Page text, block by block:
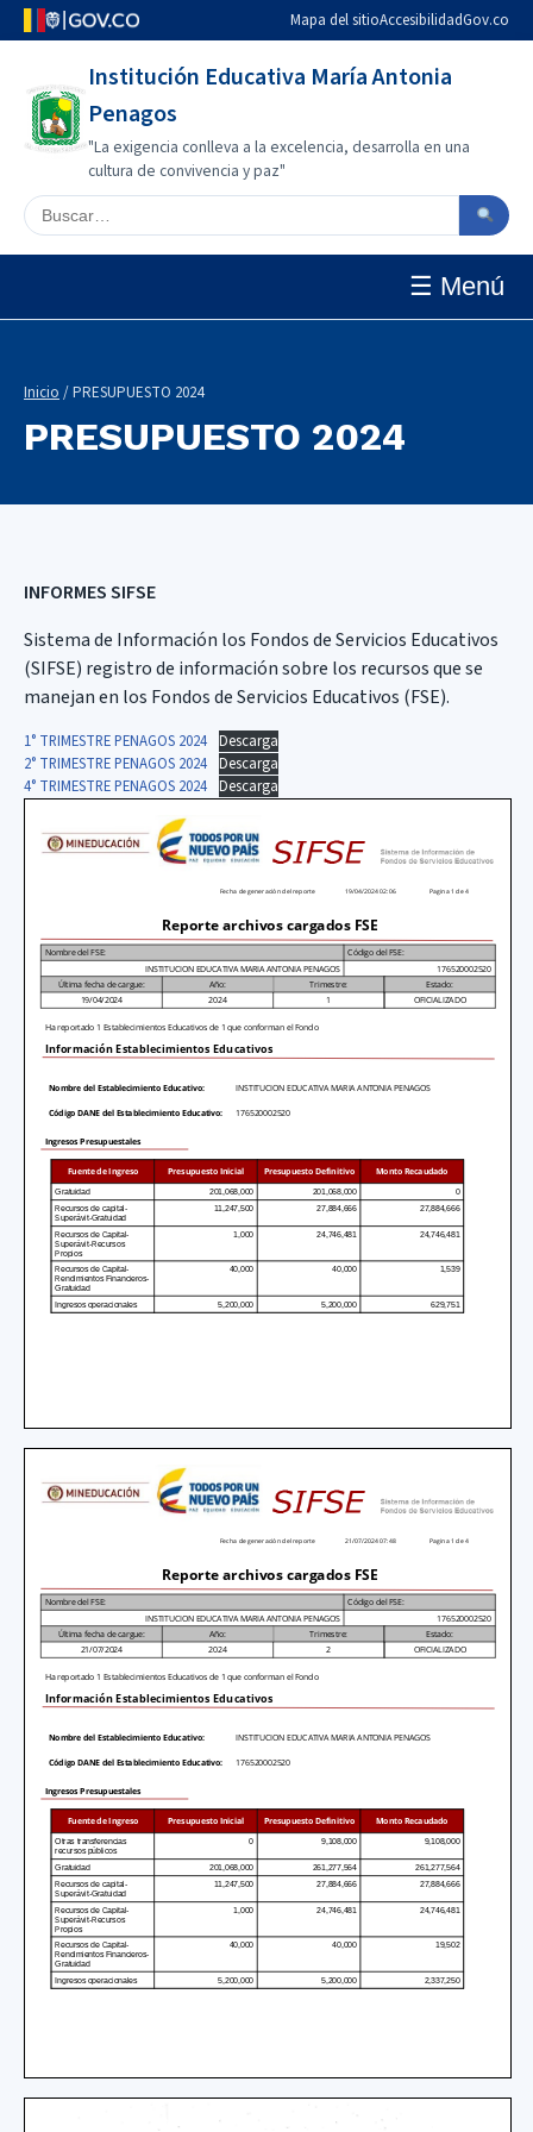
Mapa del sitioAccesibilidadGov.co
Institución Educativa María Antonia
Penagos
"La exigencia conlleva a la excelencia, desarrolla en una
cultura de convivencia y paz"
Buscar en el sitio
☰ Menú
Inicio / PRESUPUESTO 2024
PRESUPUESTO 2024
INFORMES SIFSE
Sistema de Información los Fondos de Servicios Educativos
(SIFSE) registro de información sobre los recursos que se
manejan en los Fondos de Servicios Educativos (FSE).
1° TRIMESTRE PENAGOS 2024 Descarga
2° TRIMESTRE PENAGOS 2024 Descarga
4° TRIMESTRE PENAGOS 2024 Descarga